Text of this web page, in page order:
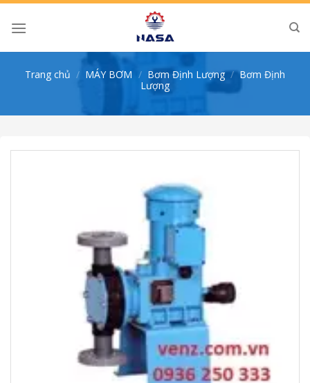
Skip
Trang chủ / MÁY BƠM / Bơm Định Lượng / Bơm Định
Lượng